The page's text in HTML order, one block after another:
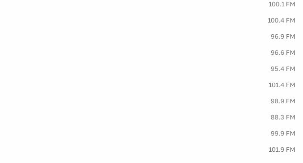
100.1 FM
100.4 FM
96.9 FM
96.6 FM
95.4 FM
101.4 FM
98.9 FM
88.3 FM
99.9 FM
101.9 FM